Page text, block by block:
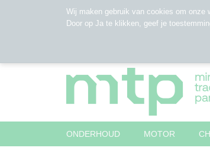
ONDERHOUD MOTOR
Wij maken gebruik van cookies om onze
Door op Ja te klikken, geef je